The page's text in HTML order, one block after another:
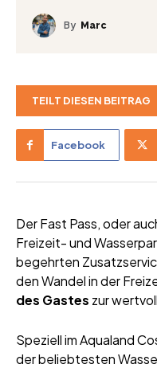
By Marc
TEILT DIESEN BEITRAG
Facebook
Der Fast Pass, oder
Freizeit- und
begehrten
den Wandel in der
des Gastes zur
Speziell im Aqualand
der beliebtesten